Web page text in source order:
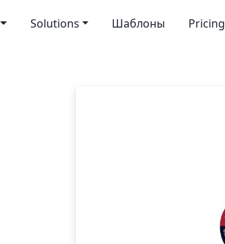
Solutions Шаблоны Pricing